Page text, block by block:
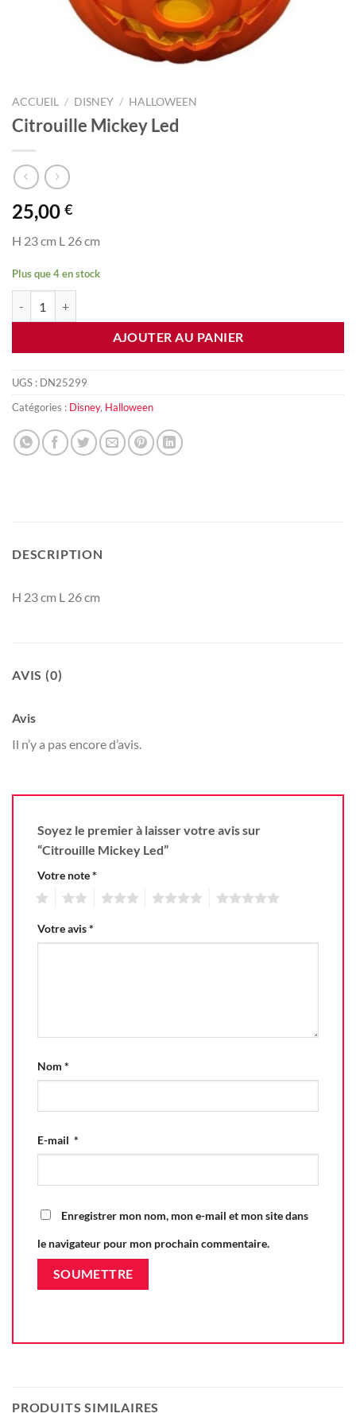
ACCUEIL / DISNEY / HALLOWEEN
Citrouille Mickey Led
25,00 €
H 23 cm L 26 cm
Plus que 4 en stock
AJOUTER AU PANIER
UGS : DN25299
Catégories : Disney, Halloween
DESCRIPTION
H 23 cm L 26 cm
AVIS (0)
Avis
Il n’y a pas encore d’avis.
Soyez le premier à laisser votre avis sur
“Citrouille Mickey Led”
Votre note*
Votre avis*
Nom *
E-mail *
Enregistrer mon nom, mon e-mail et mon site dans
le navigateur pour mon prochain commentaire.
PRODUITS SIMILAIRES